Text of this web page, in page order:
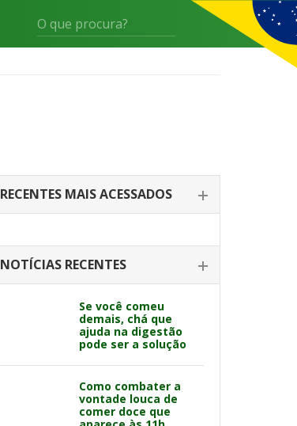
RECENTES MAIS ACESSADOS
NOTÍCIAS RECENTES
Se você comeu
demais, chá que
ajuda na digestão
pode ser a solução
Como combater a
vontade louca de
comer doce que